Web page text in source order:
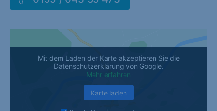
Mit dem Laden der Karte akzeptieren Sie die
Datenschutzerklärung von Google.
Mehr erfahren
Karte laden